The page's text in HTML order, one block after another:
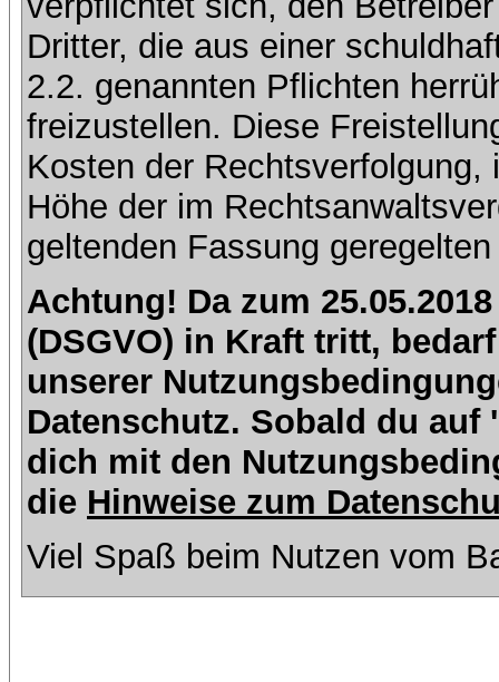
Dritter, die aus einer
2.2. genannten Pflichten
freizustellen. Diese
Kosten der
Höhe der im
geltenden Fassung
Achtung! Da zum
(DSGVO) in Kraft tritt,
unserer
Datenschutz. Sobald du
dich mit den
die Hinweise zum
Viel Spaß beim Nutzen vom